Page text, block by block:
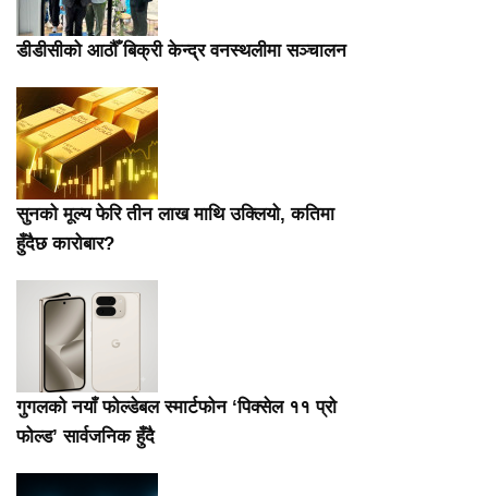
डीडीसीको आठौँ बिक्री केन्द्र वनस्थलीमा सञ्चालन
सुनको मूल्य फेरि तीन लाख माथि उक्लियो, कतिमा
हुँदैछ कारोबार?
गुगलको नयाँ फोल्डेबल स्मार्टफोन ‘पिक्सेल ११ प्रो
फोल्ड’ सार्वजनिक हुँदै